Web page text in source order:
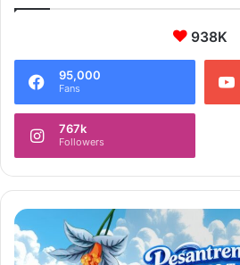
938K
95,000
Fans
767k
Followers